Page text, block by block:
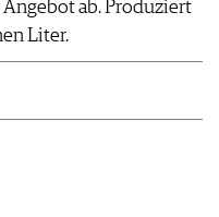
ab. Produziert
Liter.